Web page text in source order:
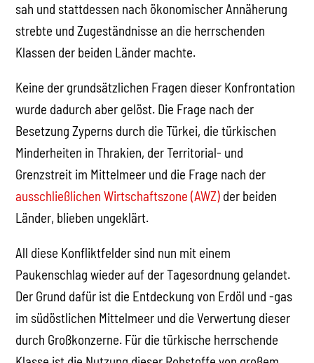
sah und stattdessen nach ökonomischer Annäherung
strebte und Zugeständnisse an die herrschenden
Klassen der beiden Länder machte.
Keine der grundsätzlichen Fragen dieser Konfrontation
wurde dadurch aber gelöst. Die Frage nach der
Besetzung Zyperns durch die Türkei, die türkischen
Minderheiten in Thrakien, der Territorial- und
Grenzstreit im Mittelmeer und die Frage nach der
ausschließlichen Wirtschaftszone (AWZ) der beiden
Länder, blieben ungeklärt.
All diese Konfliktfelder sind nun mit einem
Paukenschlag wieder auf der Tagesordnung gelandet.
Der Grund dafür ist die Entdeckung von Erdöl und -gas
im südöstlichen Mittelmeer und die Verwertung dieser
durch Großkonzerne. Für die türkische herrschende